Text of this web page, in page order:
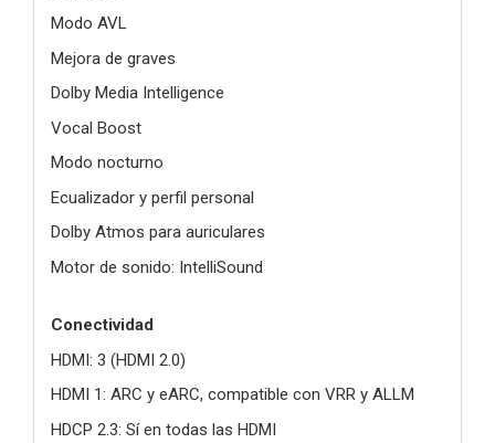
Modo AVL
Mejora de graves
Dolby Media Intelligence
Vocal Boost
Modo nocturno
Ecualizador y perfil personal
Dolby Atmos para auriculares
Motor de sonido: IntelliSound
Conectividad
HDMI: 3 (HDMI 2.0)
HDMI 1: ARC y eARC, compatible con VRR y ALLM
HDCP 2.3: Sí en todas las HDMI